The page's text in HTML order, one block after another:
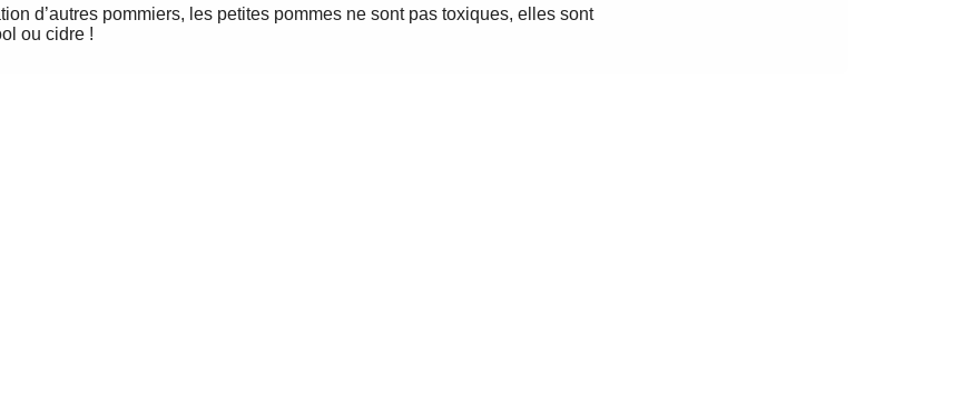
d’autres pommiers, les petites pommes ne sont pas toxiques, elles sont
ou cidre !